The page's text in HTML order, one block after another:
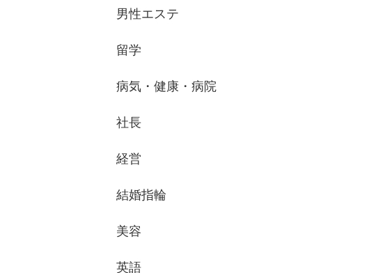
男性エステ
留学
病気・健康・病院
社長
経営
結婚指輪
美容
英語